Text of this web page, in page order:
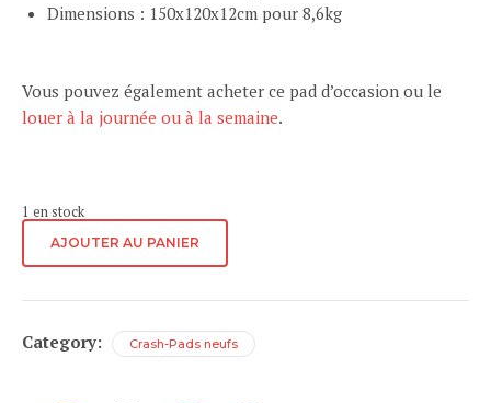
Dimensions : 150x120x12cm pour 8,6kg
Vous pouvez également acheter ce pad d’occasion ou le
louer à la journée ou à la semaine.
1 en stock
quantité
-
Rebound
AJOUTER AU PANIER
Category: Crash-Pads neufs